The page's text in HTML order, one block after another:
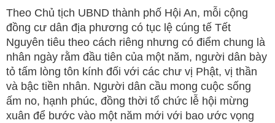
Theo Chủ tịch UBND thành phố Hội An, mỗi cộng
đồng cư dân địa phương có tục lệ cúng tế Tết
Nguyên tiêu theo cách riêng nhưng có điểm chung là
nhân ngày rằm đầu tiên của một năm, người dân bày
tỏ tấm lòng tôn kính đối với các chư vị Phật, vị thần
và bậc tiền nhân. Người dân cầu mong cuộc sống
ấm no, hạnh phúc, đồng thời tổ chức lễ hội mừng
xuân để bước vào một năm mới với bao ước vọng